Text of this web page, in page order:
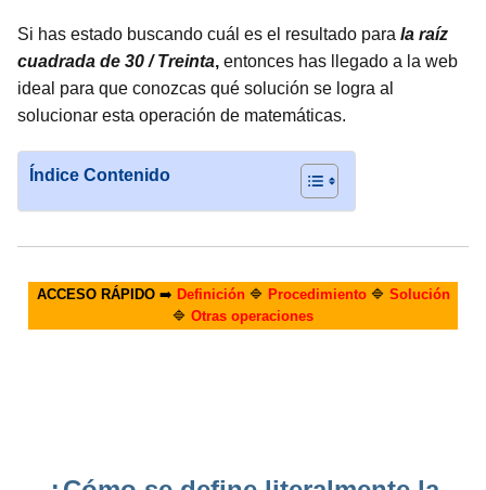
Si has estado buscando cuál es el resultado para la raíz
cuadrada de 30 / Treinta, entonces has llegado a la web
ideal para que conozcas qué solución se logra al
solucionar esta operación de matemáticas.
Índice Contenido
ACCESO RÁPIDO➡️ Definición🔷 Procedimiento🔷 Solución
🔷 Otras operaciones